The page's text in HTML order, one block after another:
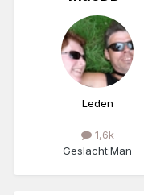
Leden
1,6k
Geslacht:Man